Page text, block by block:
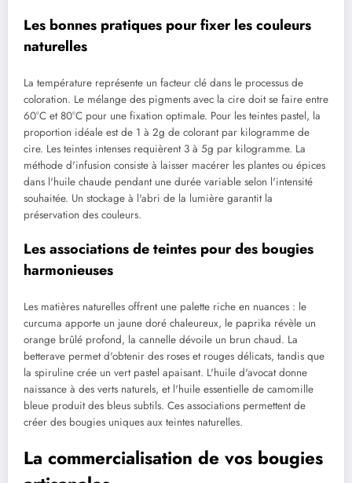
Les bonnes pratiques pour fixer les couleurs
naturelles
La température représente un facteur clé dans le processus de
coloration. Le mélange des pigments avec la cire doit se faire entre
60°C et 80°C pour une fixation optimale. Pour les teintes pastel, la
proportion idéale est de 1 à 2g de colorant par kilogramme de
cire. Les teintes intenses requièrent 3 à 5g par kilogramme. La
méthode d'infusion consiste à laisser macérer les plantes ou épices
dans l'huile chaude pendant une durée variable selon l'intensité
souhaitée. Un stockage à l'abri de la lumière garantit la
préservation des couleurs.
Les associations de teintes pour des bougies
harmonieuses
Les matières naturelles offrent une palette riche en nuances : le
curcuma apporte un jaune doré chaleureux, le paprika révèle un
orange brûlé profond, la cannelle dévoile un brun chaud. La
betterave permet d'obtenir des roses et rouges délicats, tandis que
la spiruline crée un vert pastel apaisant. L'huile d'avocat donne
naissance à des verts naturels, et l'huile essentielle de camomille
bleue produit des bleus subtils. Ces associations permettent de
créer des bougies uniques aux teintes naturelles.
La commercialisation de vos bougies